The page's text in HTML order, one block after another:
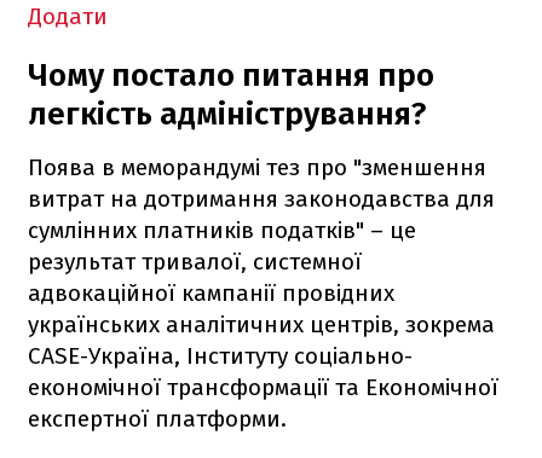
Додати
Чому постало питання про
легкість адміністрування?
Поява в меморандумі тез про "зменшення
витрат на дотримання законодавства для
сумлінних платників податків" – це
результат тривалої, системної
адвокаційної кампанії провідних
українських аналітичних центрів, зокрема
CASE-Україна, Інституту соціально-
економічної трансформації та Економічної
експертної платформи.